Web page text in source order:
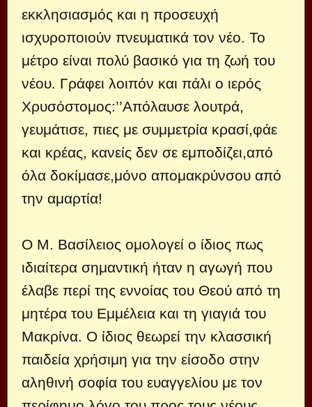
εκκλησιασμός και η προσευχή
ισχυροποιούν πνευματικά τον νέο. Το
μέτρο είναι πολύ βασικό για τη ζωή του
νέου. Γράφει λοιπόν και πάλι ο ιερός
Χρυσόστομος:’’Απόλαυσε λουτρά,
γευμάτισε, πιες με συμμετρία κρασί,φάε
και κρέας, κανείς δεν σε εμποδίζει,από
όλα δοκίμασε,μόνο απομακρύνσου από
την αμαρτία!
Ο Μ. Βασίλειος ομολογεί ο ίδιος πως
ιδιαίτερα σημαντική ήταν η αγωγή που
έλαβε περί της εννοίας του Θεού από τη
μητέρα του Εμμέλεια και τη γιαγιά του
Μακρίνα. Ο ίδιος θεωρεί την κλασσική
παιδεία χρήσιμη για την είσοδο στην
αληθινή σοφία του ευαγγελίου με τον